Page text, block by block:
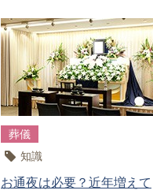
葬儀
知識
お通夜は必要？近年増えて